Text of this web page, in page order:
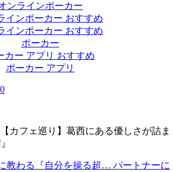
ンラインポーカー
インポーカー おすすめ
インポーカー おすすめ
ポーカー
カー アプリ おすすめ
ポーカー アプリ
【カフェ巡り】葛西にある優しさが詰ま
教わる『自分を操る超… パートナーに